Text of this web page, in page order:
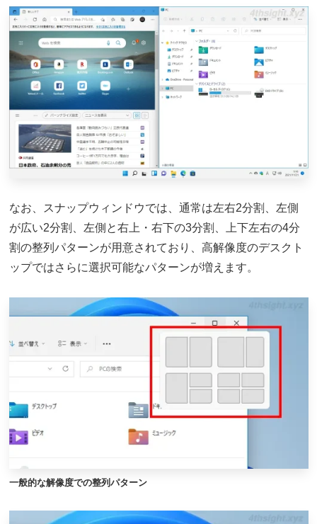
なお、スナップウィンドウでは、通常は左右2分割、左側
が広い2分割、左側と右上・右下の3分割、上下左右の4分
割の整列パターンが用意されており、高解像度のデスクト
ップではさらに選択可能なパターンが増えます。
一般的な解像度での整列パターン